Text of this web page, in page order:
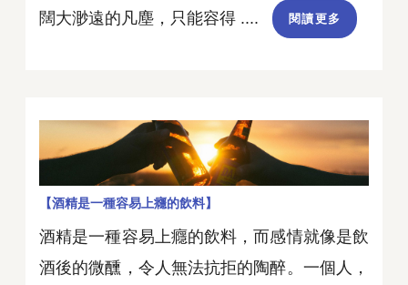
闊大渺遠的凡塵，只能容得 .... 閱讀更多
【酒精是一種容易上癮的飲料】
酒精是一種容易上癮的飲料，而感情就像是飲
酒後的微醺，令人無法抗拒的陶醉。一個人，